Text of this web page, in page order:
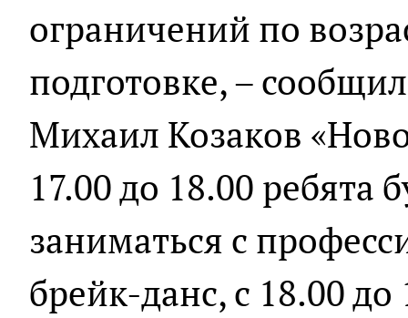
ограничений по
подготовке, –
Михаил Козаков
17.00 до 18.00 ребята
заниматься с
брейк-данс, с 18.00 до